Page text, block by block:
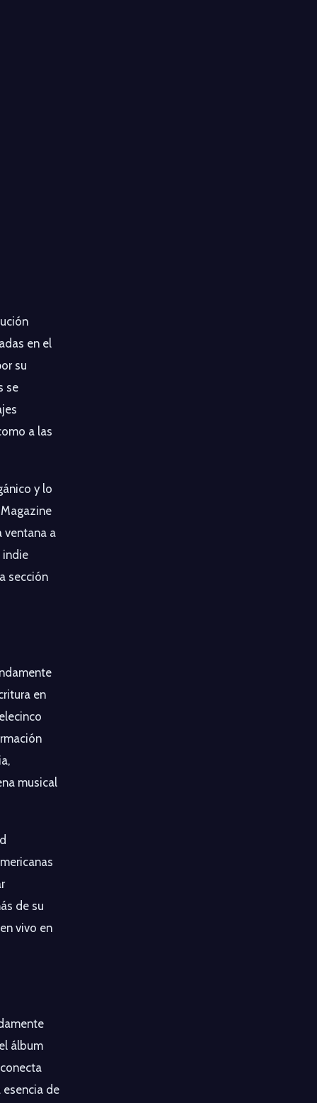
en el
su
se
a las
y lo
ventana a
indie
sección
en
musical
de su
vivo en
álbum
de